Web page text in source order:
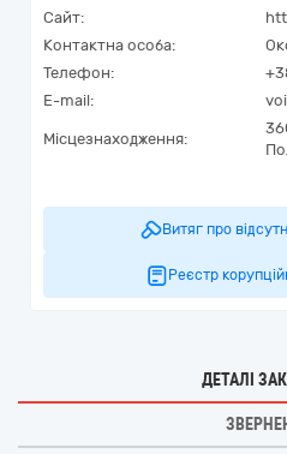
Сайт:
Контактна особа:
Телефон:
E-mail:
Місцезнаходження:
Витяг про
Реєстр
ДЕТАЛІ